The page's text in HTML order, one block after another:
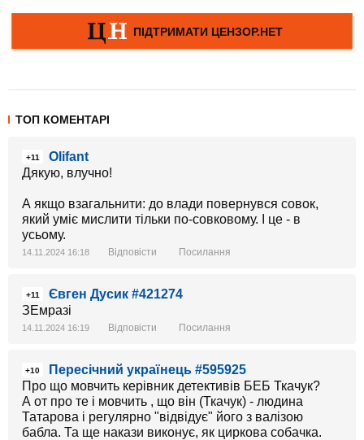
ТОП КОМЕНТАРІ
+11
Olifant
Дякую, влучно!
А якщо взагальнити: до влади повернувся совок,
який уміє мислити тільки по-совковому. І це - в
усьому.
14.11.2024 16:18 Відповісти Посилання
+11
Євген Дусик #421274
ЗЕмразі
14.11.2024 16:19 Відповісти Посилання
+10
Пересічний українець #595925
Про що мовчить керівник детективів БЕБ Ткачук?
А от про те і мовчить , що він (Ткачук) - людина
Татарова і регулярно "відвідує" його з валізою
бабла. Та ще накази виконує, як циркова собачка.